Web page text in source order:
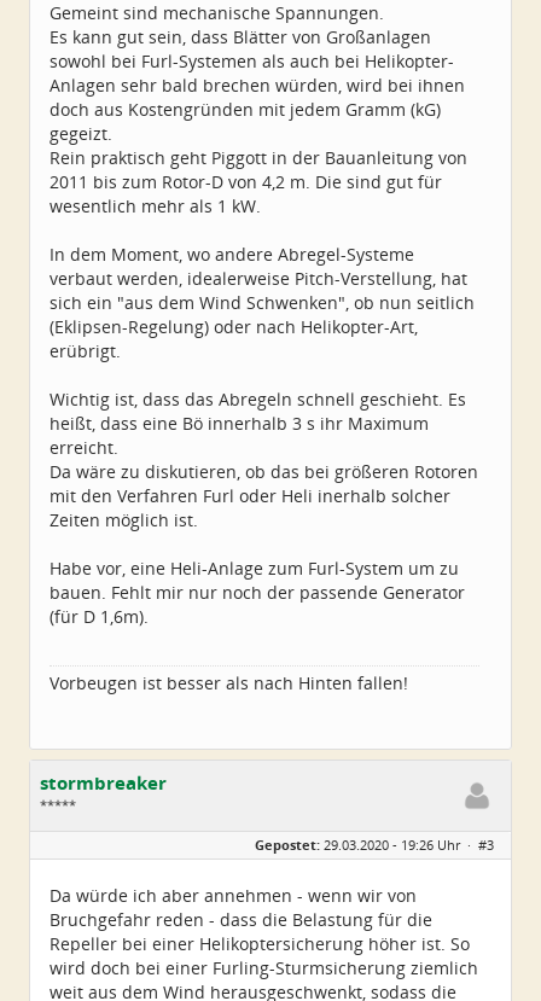
Gemeint sind mechanische Spannungen.
Es kann gut sein, dass Blätter von Großanlagen
sowohl bei Furl-Systemen als auch bei Helikopter-
Anlagen sehr bald brechen würden, wird bei ihnen
doch aus Kostengründen mit jedem Gramm (kG)
gegeizt.
Rein praktisch geht Piggott in der Bauanleitung von
2011 bis zum Rotor-D von 4,2 m. Die sind gut für
wesentlich mehr als 1 kW.
In dem Moment, wo andere Abregel-Systeme
verbaut werden, idealerweise Pitch-Verstellung, hat
sich ein "aus dem Wind Schwenken", ob nun seitlich
(Eklipsen-Regelung) oder nach Helikopter-Art,
erübrigt.
Wichtig ist, dass das Abregeln schnell geschieht. Es
heißt, dass eine Bö innerhalb 3 s ihr Maximum
erreicht.
Da wäre zu diskutieren, ob das bei größeren Rotoren
mit den Verfahren Furl oder Heli inerhalb solcher
Zeiten möglich ist.
Habe vor, eine Heli-Anlage zum Furl-System um zu
bauen. Fehlt mir nur noch der passende Generator
(für D 1,6m).
Vorbeugen ist besser als nach Hinten fallen!
stormbreaker
*****
Geschlecht:
keine Angabe
Beiträge:
210
Gepostet: 29.03.2020 - 19:26 Uhr · #3
Da würde ich aber annehmen - wenn wir von
Bruchgefahr reden - dass die Belastung für die
Repeller bei einer Helikoptersicherung höher ist. So
wird doch bei einer Furling-Sturmsicherung ziemlich
weit aus dem Wind herausgeschwenkt, sodass die